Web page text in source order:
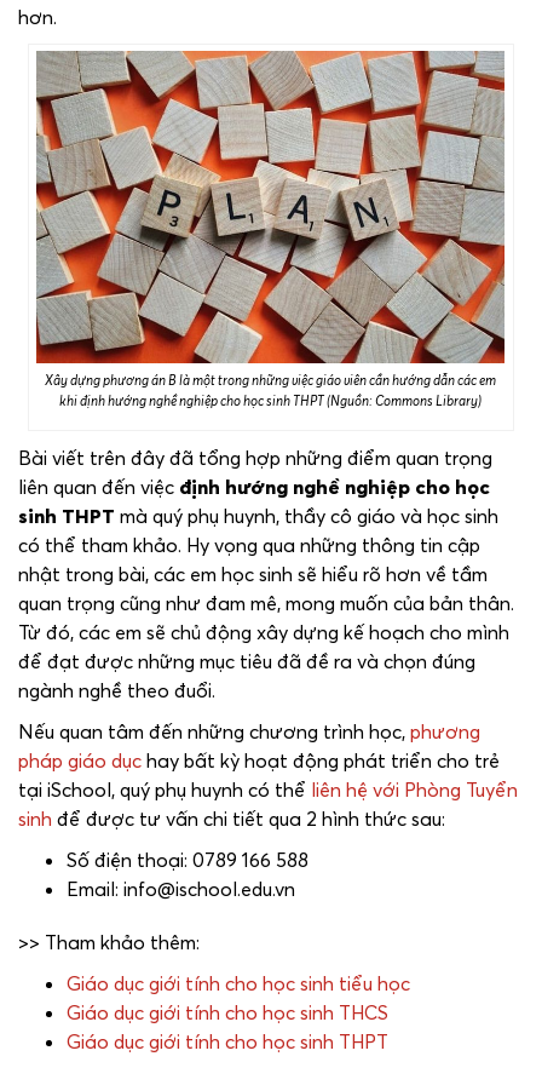
hơn.
Xây dựng phương án B là một trong những việc giáo viên cần hướng dẫn các em
khi định hướng nghề nghiệp cho học sinh THPT (Nguồn: Commons Library)
Bài viết trên đây đã tổng hợp những điểm quan trọng
liên quan đến việc định hướng nghề nghiệp cho học
sinh THPT mà quý phụ huynh, thầy cô giáo và học sinh
có thể tham khảo. Hy vọng qua những thông tin cập
nhật trong bài, các em học sinh sẽ hiểu rõ hơn về tầm
quan trọng cũng như đam mê, mong muốn của bản thân.
Từ đó, các em sẽ chủ động xây dựng kế hoạch cho mình
để đạt được những mục tiêu đã đề ra và chọn đúng
ngành nghề theo đuổi.
Nếu quan tâm đến những chương trình học, phương
pháp giáo dục hay bất kỳ hoạt động phát triển cho trẻ
tại iSchool, quý phụ huynh có thể liên hệ với Phòng Tuyển
sinh để được tư vấn chi tiết qua 2 hình thức sau:
Số điện thoại: 0789 166 588
Email: info@ischool.edu.vn
>> Tham khảo thêm:
Giáo dục giới tính cho học sinh tiểu học
Giáo dục giới tính cho học sinh THCS
Giáo dục giới tính cho học sinh THPT